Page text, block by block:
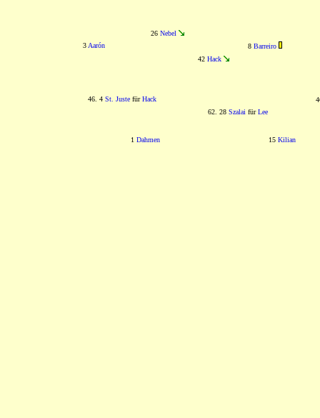
26 Nebel
3 Aarón 8 Barreiro
42 Hack
46. 4 St. Juste fürHack
62. 28 Szalai fürLee
1 Dahmen 15 Kilian